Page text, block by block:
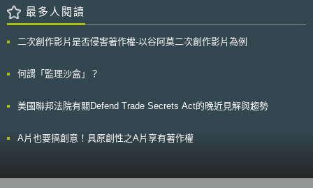
定值得持續關注。此外，許多社群網站如LinkedIn亦有類似功能，該裁判結
果對於這些網站的商業運作，將造成如何的影響亦應持續追蹤。
及」的狀況進行評估以來，FCC是第六次針對此議題發布調查報告。報告指
出，雖然寬頻建設在過去10年中已有顯著的成長，但在如北卡羅萊納州、德
網路，因為網路服務提供者在這些區域中看不到佈建寬頻網路的經濟利益。
「國家寬頻計畫（National Broadband Plan）」，FCC則設定目標，希望
目標。為此，FCC將重整普及服務基金，引進創新策略釋出新的行動寬頻頻
值得注意者，這份報告同時將家戶寬頻接取網路的基本速率從2Mbps提升到
下載4Mbps、上傳1Mbps。
最多人閱讀
二次創作影片是否侵害著作權-以谷阿莫二次創作影片為例
何謂「監理沙盒」？
美國聯邦法院有關Defend Trade Secrets Act的晚近見解與趨勢
A片也要搞創意！具原創性之A片享有著作權